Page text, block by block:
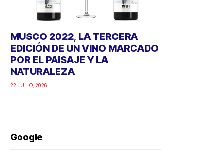
MUSCO 2022, LA TERCERA
EDICIÓN DE UN VINO MARCADO
POR EL PAISAJE Y LA
NATURALEZA
22 JULIO, 2026
Google